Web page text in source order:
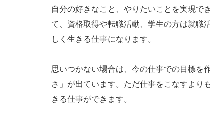
自分の好きなこと、やりたいことを実現で
て、資格取得や転職活動、学生の方は就職
しく生きる仕事になります。
思いつかない場合は、今の仕事での目標を
さ」が出ています。ただ仕事をこなすより
きる仕事ができます。